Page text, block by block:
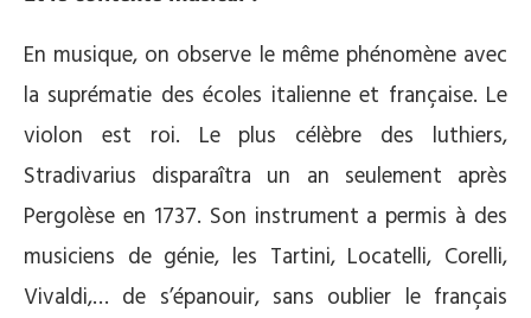
En musique, on observe le même phénomène avec
la suprématie des écoles italienne et française. Le
violon est roi. Le plus célèbre des luthiers,
Stradivarius disparaîtra un an seulement après
Pergolèse en 1737. Son instrument a permis à des
musiciens de génie, les Tartini, Locatelli, Corelli,
Vivaldi,… de s’épanouir, sans oublier le français